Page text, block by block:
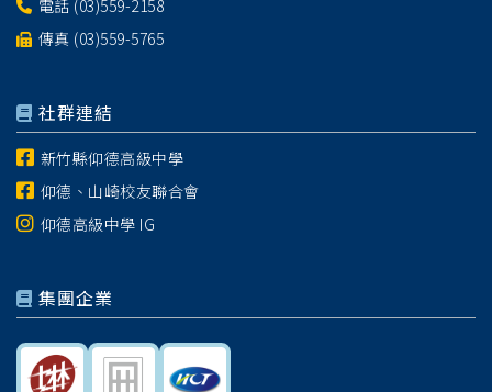
電話 (03)559-2158
傳真 (03)559-5765
社群連結
新竹縣仰德高級中學
仰德、山崎校友聯合會
仰德高級中學 IG
集團企業